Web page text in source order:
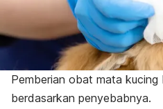
Pemberian obat mata kucing
berdasarkan penyebabnya.